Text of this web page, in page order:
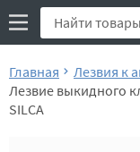
Главная Лезвия к
Лезвие выкидного
SILCA